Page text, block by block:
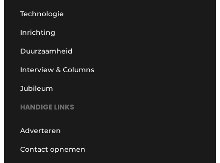
Technologie
Inrichting
Duurzaamheid
Interview & Columns
Jubileum
HANDIGE LINKS
Adverteren
Contact opnemen